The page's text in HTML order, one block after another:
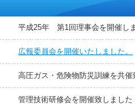
平成25年 第1回理事会を開催し
広報委員会を開催いたしました。
高圧ガス・危険物防災訓練を共
管理技術研修会を開催致しました